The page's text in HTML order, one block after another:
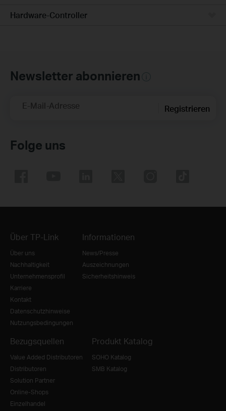
Hardware-Controller
Newsletter abonnieren
E-Mail-Adresse Registrieren
Folge uns
Über TP-Link
Über uns
Nachhaltigkeit
Unternehmensprofil
Karriere
Kontakt
Datenschutzhinweise
Nutzungsbedingungen
Informationen
News/Presse
Auszeichnungen
Sicherheitshinweis
Bezugsquellen
Value Added Distributoren
Distributoren
Solution Partner
Online-Shops
Einzelhandel
Produkt Katalog
SOHO Katalog
SMB Katalog